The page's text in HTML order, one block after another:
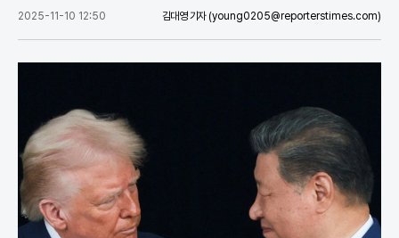
2025-11-10 12:50 김대영 기자 (young0205@reporterstimes.com)